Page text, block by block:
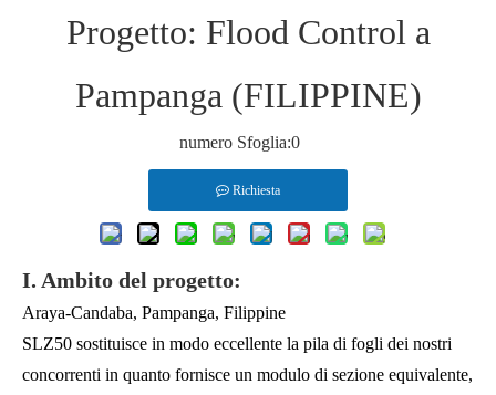
Progetto: Flood Control a
Pampanga (FILIPPINE)
numero Sfoglia:0
Richiesta
I. Ambito del progetto:
Araya-Candaba, Pampanga, Filippine
SLZ50 sostituisce in modo eccellente la pila di fogli dei nostri
concorrenti in quanto fornisce un modulo di sezione equivalente,